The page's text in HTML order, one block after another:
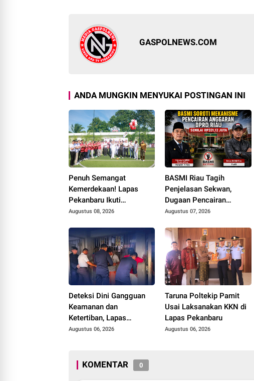
GASPOLNEWS.COM
ANDA MUNGKIN MENYUKAI POSTINGAN INI
Penuh Semangat
Kemerdekaan! Lapas
Pekanbaru Ikuti
Pembukaan Pekan
HUT RI ke-81
Augustus 08, 2026
BASMI Riau Tagih
Penjelasan Sekwan,
Dugaan Pencairan
Anggaran DPRD Tanpa
Augustus 07, 2026
Deteksi Dini Gangguan
Keamanan dan
Ketertiban, Lapas
Narkotika Rumbai Gelar
Augustus 06, 2026
Taruna Poltekip Pamit
Usai Laksanakan KKN di
Lapas Pekanbaru
Augustus 06, 2026
KOMENTAR 0